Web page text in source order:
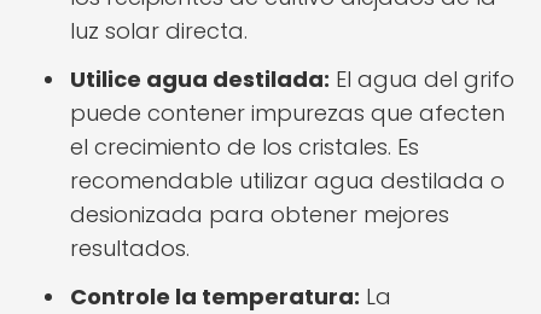
luz solar directa.
Utilice agua destilada: El agua del grifo
puede contener impurezas que afecten
el crecimiento de los cristales. Es
recomendable utilizar agua destilada o
desionizada para obtener mejores
resultados.
Controle la temperatura: La